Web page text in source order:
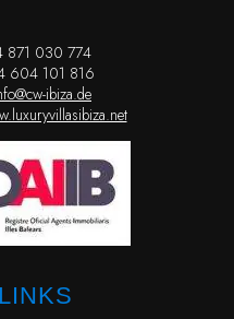
871 030 774
604 101 816
ibiza.de